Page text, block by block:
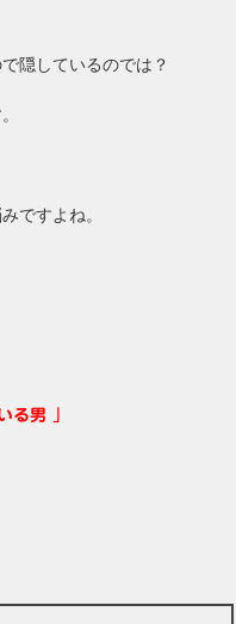
隠しているのでは？
ですよね。
る男 」